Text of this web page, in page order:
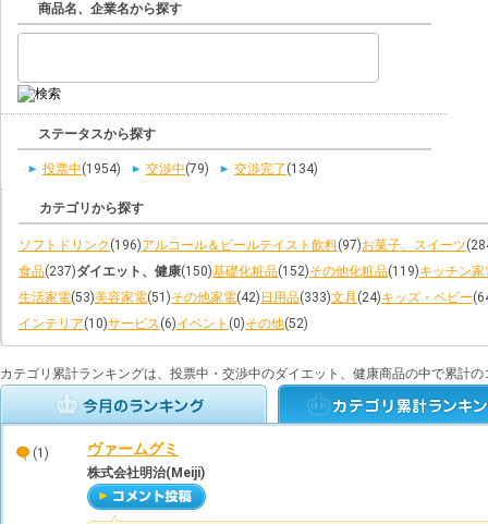
商品名、企業名から探す
ステータスから探す
投票中(1954) 交渉中(79) 交渉完了 (134)
カテゴリから探す
ソフトドリンク (196)アルコール＆ビールテイスト飲料(97)お菓子、スイーツ
食品(237)ダイエット、健康(150)基礎化粧品(152)その他化粧品(119)キッチン家
生活家電(53)美容家電(51)その他家電(42) 日用品(333)文具(24)キッズ・ベビー
インテリア(10)サービス(6)イベント (0)その他(52)
カテゴリ累計ランキングは、投票中・交渉中のダイエット、健康商品の中で累計
(1) ヴァームグミ
株式会社明治(Meiji)